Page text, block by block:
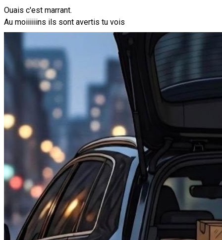
Ouais c'est marrant.
Au moiiiiiins ils sont avertis tu vois